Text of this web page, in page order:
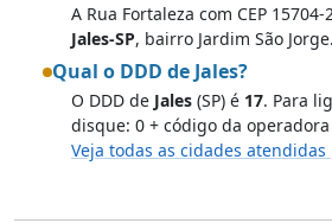
A Rua Fortaleza com CEP
Jales-SP, bairro Jardim São Jorge.
Qual o DDD de Jales?
O DDD de Jales (SP) é 17. Para
disque: 0 + código da
Veja todas as cidades atendidas